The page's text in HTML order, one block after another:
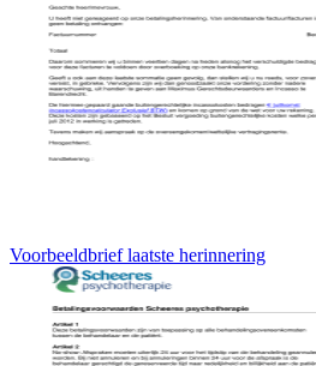
Voorbeeldbrief laatste herinnering